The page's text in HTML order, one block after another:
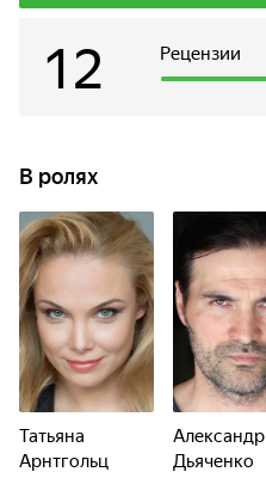
Рецензии
12
В ролях
Татьяна
Арнтгольц
Александр
Дьяченко